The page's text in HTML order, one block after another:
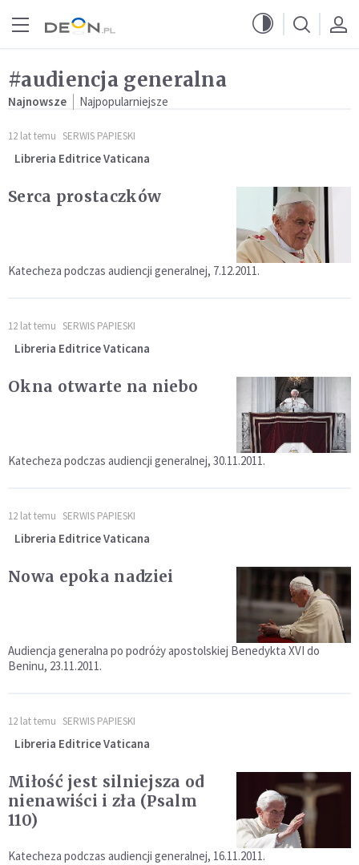
#audiencja generalna
Najnowsze Najpopularniejsze
12 lat temu SERWIS PAPIESKI
Libreria Editrice Vaticana
Serca prostaczków
Katecheza podczas audiencji generalnej, 7.12.2011.
12 lat temu SERWIS PAPIESKI
Libreria Editrice Vaticana
Okna otwarte na niebo
Katecheza podczas audiencji generalnej, 30.11.2011.
12 lat temu SERWIS PAPIESKI
Libreria Editrice Vaticana
Nowa epoka nadziei
Audiencja generalna po podróży apostolskiej Benedykta XVI do
Beninu, 23.11.2011.
12 lat temu SERWIS PAPIESKI
Libreria Editrice Vaticana
Miłość jest silniejsza od
nienawiści i zła (Psalm
110)
Katecheza podczas audiencji generalnej, 16.11.2011.